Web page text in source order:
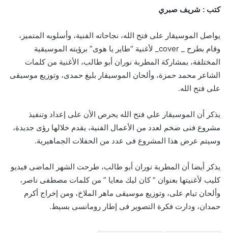
كتب : شريف صبري
يواصل الموسيقار على فتح الله، نجاحاته الفنية، وأسلوبه المتميز،
وقام بطرح _ cover_ لأغنية “طاير يا هوى” برؤيته الموسيقية
المختلفة، بمشاركة المطربة نوران أبو طالب، الأغنية من كلمات
الشاعر محمد حمزة، وألحان الموسيقار بليغ حمدى، وتوزيع موسيقى
على فتح الله.
يذكر أن الموسيقار علي فتح الله يحرص الأن على إعداد وتنفيذ
مشروع فنى ضخم لعدد من الأعمال الفنية، يقدم خلالها رؤى جديدة،
وسيتم عرض هذا المشروع فى عدد من الحفلات الجماهيرية.
يذكر أيضا أن المطربة نوران أبو طالب، طرحت الشهر الماضى فيديو
كليب لأغنيتها بعنوان ” كان ليك معايا ” من كلمات مصطفى ناصر،
وألحان تيام على، وتوزيع موسيقى ماهر الملاخ، ومن إخراج أكرم
حمدان، ودارت فكرة التصوير فى إطار رومانسى بسيط.